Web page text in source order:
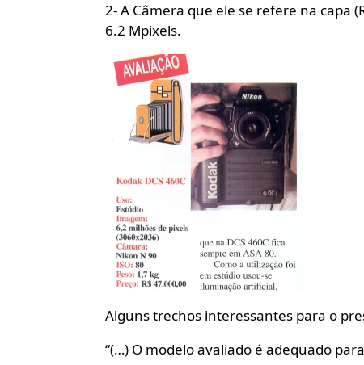
2- A Câmera que ele se refere na capa
6.2 Mpixels.
Alguns trechos interessantes para o
“(…) O modelo avaliado é adequado